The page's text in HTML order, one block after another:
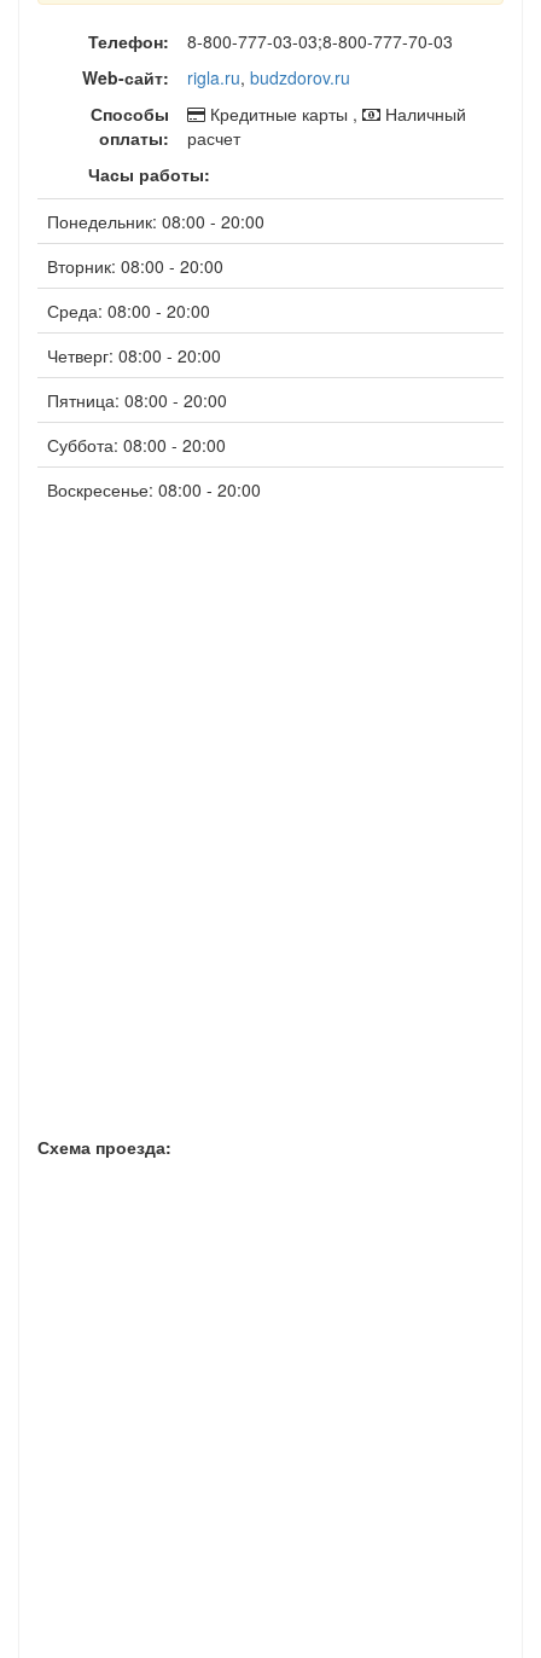
Телефон:
8-800-777-03-03;8-800-777-70-03
Web-сайт:
rigla.ru, budzdorov.ru
Способы
оплаты:
Кредитные карты ,
Наличный
расчет
Часы работы:
Понедельник: 08:00 - 20:00
Вторник: 08:00 - 20:00
Среда: 08:00 - 20:00
Четверг: 08:00 - 20:00
Пятница: 08:00 - 20:00
Суббота: 08:00 - 20:00
Воскресенье: 08:00 - 20:00
Схема проезда: